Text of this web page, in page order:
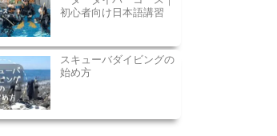
初心者向け日本語講習
スキューバダイビングの
始め方